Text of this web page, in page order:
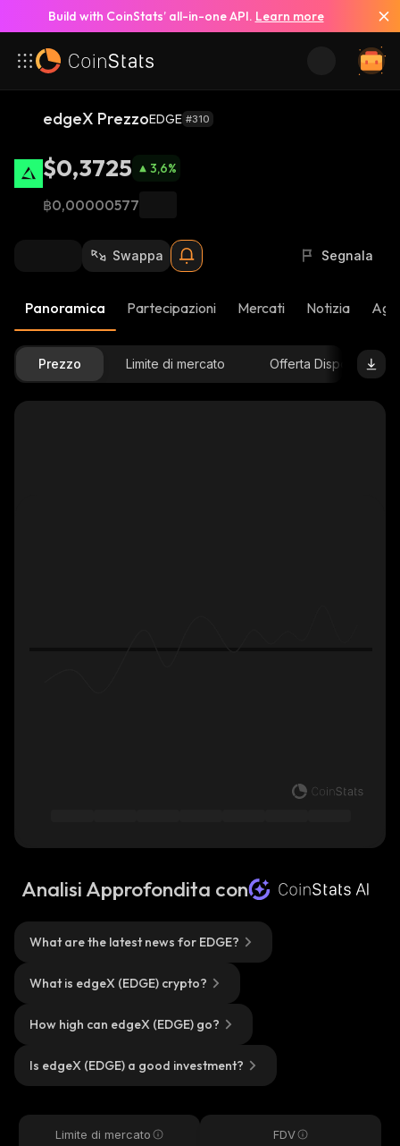
Build with CoinStats’ all-in-one API. Learn more
edgeX PrezzoEDGE #310
$0,3725 3,6%
฿0,00000577
Swappa Segnala
Panoramica Partecipazioni Mercati Notizia
Prezzo Limite di mercato Offerta Disponibile
Analisi Approfondita con
What are the latest news for EDGE?
What is edgeX (EDGE) crypto?
How high can edgeX (EDGE) go?
Is edgeX (EDGE) a good investment?
Limite di mercato FDV